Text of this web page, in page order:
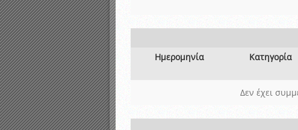
Ημερομηνία
Κατηγορία
Δεν έχει